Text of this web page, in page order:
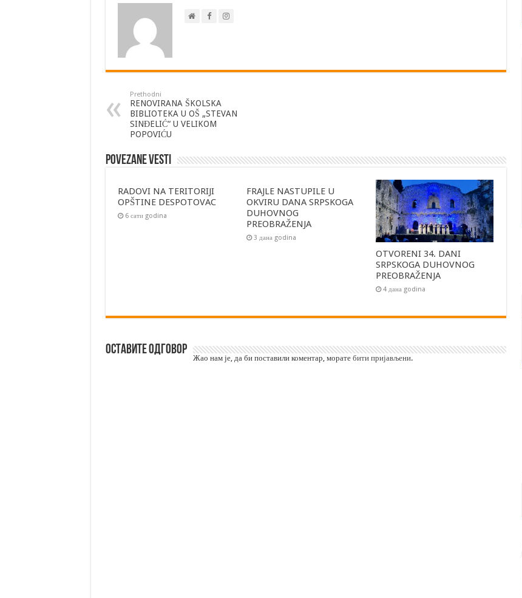
Prethodni
RENOVIRANA ŠKOLSKA
BIBLIOTEKA U OŠ „STEVAN
SINĐELIĆ“ U VELIKOM
POPOVIĆU
Povezane vesti
RADOVI NA TERITORIJI
OPŠTINE DESPOTOVAC
6 сати godina
FRAJLE NASTUPILE U
OKVIRU DANA SRPSKOGA
DUHOVNOG
PREOBRAŽENJA
3 дана godina
OTVORENI 34. DANI
SRPSKOGA DUHOVNOG
PREOBRAŽENJA
4 дана godina
Оставите одговор
Жао нам је, да би поставили коментар, морате бити пријављени.